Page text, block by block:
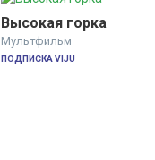
Высокая горка
Мультфильм
ПОДПИСКА VIJU